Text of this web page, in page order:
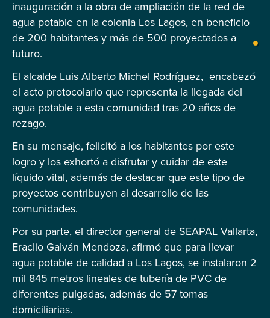
inauguración a la obra de ampliación de la red de
agua potable en la colonia Los Lagos, en beneficio
de 200 habitantes y más de 500 proyectados a
futuro.
El alcalde Luis Alberto Michel Rodríguez, encabezó
el acto protocolario que representa la llegada del
agua potable a esta comunidad tras 20 años de
rezago.
En su mensaje, felicitó a los habitantes por este
logro y los exhortó a disfrutar y cuidar de este
líquido vital, además de destacar que este tipo de
proyectos contribuyen al desarrollo de las
comunidades.
Por su parte, el director general de SEAPAL Vallarta,
Eraclio Galván Mendoza, afirmó que para llevar
agua potable de calidad a Los Lagos, se instalaron 2
mil 845 metros lineales de tubería de PVC de
diferentes pulgadas, además de 57 tomas
domiciliarias.